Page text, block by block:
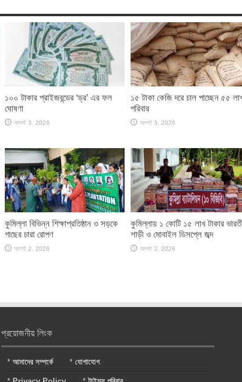
১০০ টাকার প্রাইজবন্ডের ‘ড্র’ এর ফল
ঘোষণা
আগস্ট 3, 2026
১৫ টাকা কেজি দরে চাল পাচ্ছেন ৫৫
পরিবার
আগস্ট 3, 2026
কুমিল্লা বিভিন্ন শিক্ষাপ্রতিষ্ঠান ও সড়কে
গাছের চারা রোপণ
আগস্ট 2, 2026
কুমিল্লায় ১ কোটি ১৫ লাখ টাকার
শাড়ী ও মোবাইল ডিসপ্লে জব্দ
আগস্ট 2, 2026
প্রয়োজনীয় লিংক
*আমাদের সম্পর্কে *যোগাযোগ